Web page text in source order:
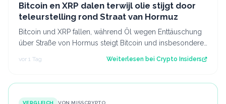
Bitcoin en XRP dalen terwijl olie stijgt door
teleurstelling rond Straat van Hormuz
Bitcoin und XRP fallen, während Öl wegen Enttäuschung
über Straße von Hormus steigt Bitcoin und insbesondere
Altcoins wie XRP und Solana hab…
vor 1 Tag Weiterlesen bei Crypto Insiders